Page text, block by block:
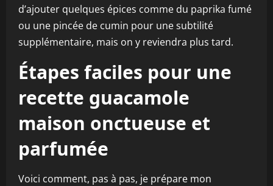
d’ajouter quelques épices comme du paprika fumé
ou une pincée de cumin pour une subtilité
supplémentaire, mais on y reviendra plus tard.
Étapes faciles pour une
recette guacamole
maison onctueuse et
parfumée
Voici comment, pas à pas, je prépare mon